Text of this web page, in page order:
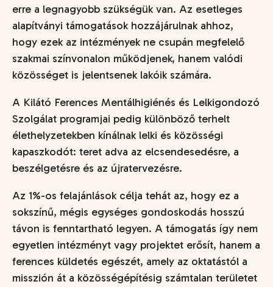
erre a legnagyobb szükségük van. Az esetleges
alapítványi támogatások hozzájárulnak ahhoz,
hogy ezek az intézmények ne csupán megfelelő
szakmai színvonalon működjenek, hanem valódi
közösséget is jelentsenek lakóik számára.
A Kilátó Ferences Mentálhigiénés és Lelkigondozó
Szolgálat programjai pedig különböző terhelt
élethelyzetekben kínálnak lelki és közösségi
kapaszkodót: teret adva az elcsendesedésre, a
beszélgetésre és az újratervezésre.
Az 1%-os felajánlások célja tehát az, hogy ez a
sokszínű, mégis egységes gondoskodás hosszú
távon is fenntartható legyen. A támogatás így nem
egyetlen intézményt vagy projektet erősít, hanem a
ferences küldetés egészét, amely az oktatástól a
misszión át a közösségépítésig számtalan területet